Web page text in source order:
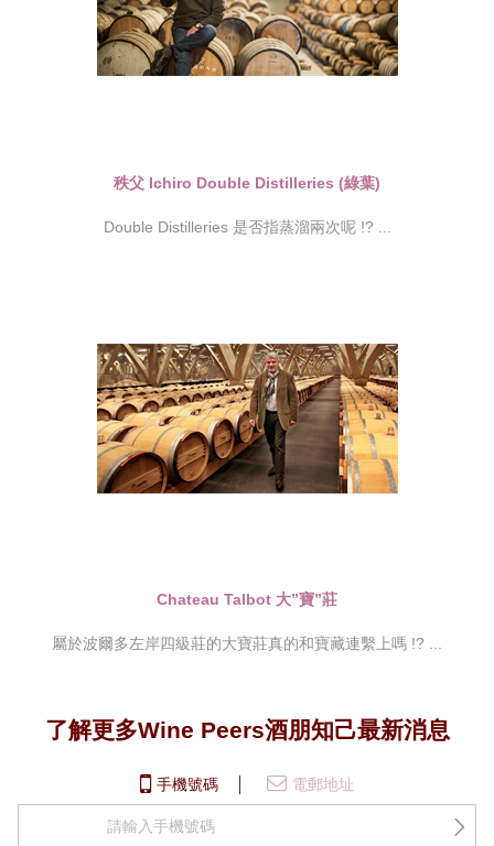
秩父 Ichiro Double Distilleries (綠葉)
Double Distilleries 是否指蒸溜兩次呢 !? ...
Chateau Talbot 大”寶”莊
屬於波爾多左岸四級莊的大寶莊真的和寶藏連繫上嗎 !? ...
了解更多Wine Peers酒朋知己最新消息
手機號碼 電郵地址